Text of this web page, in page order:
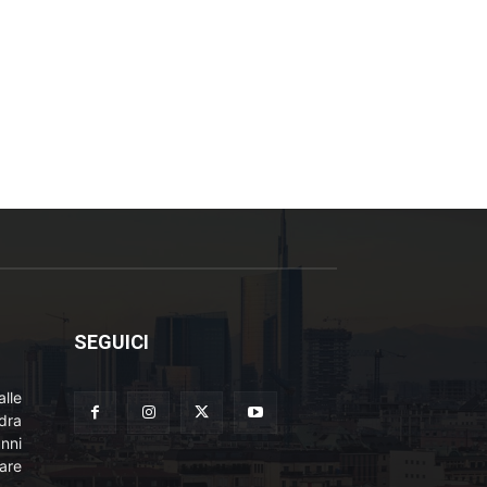
SEGUICI